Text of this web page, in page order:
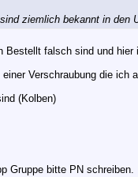
ziemlich bekannt in
Bestellt falsch sind und
Verschraubung die ich
(Kolben)
Gruppe bitte PN schreiben.